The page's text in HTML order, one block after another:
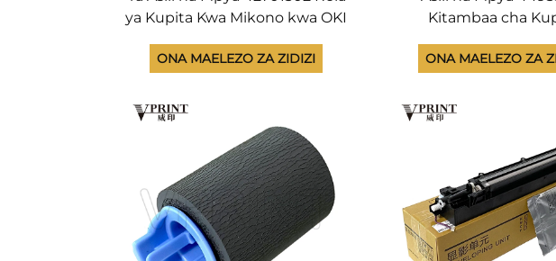
ya Kupita Kwa Mikono kwa OKI
C9850 CX3641 ES3640
ONA MAELEZO ZA ZIDIZI
Kitambaa cha
Pickup Roller Kit)
MC853, MC883,
ES8441, ES8473
ONA MAELEZO ZA